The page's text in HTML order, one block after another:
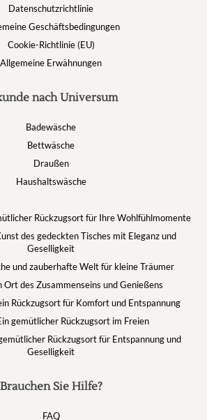
Brauchen Sie Hilfe?
FAQ
Datenschutzrichtlinie
Geschäftsbedingungen
Cookie-Richtlinie (EU)
Allgemeine Erwähnungen
nach Universum
Badewäsche
Bettwäsche
Draußen
Haushaltswäsche
Rückzugsort für Ihre Wohlfühlmomente
des gedeckten Tisches mit Eleganz und
Geselligkeit
und zauberhafte Welt für kleine Träumer
Ort des Zusammenseins und Genießens
Rückzugsort für Komfort und Entspannung
gemütlicher Rückzugsort im Freien
Rückzugsort für Entspannung und
Geselligkeit